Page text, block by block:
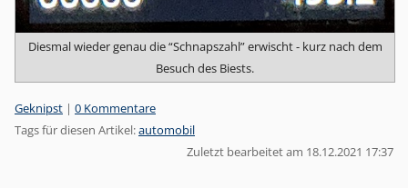
Diesmal wieder genau die “Schnapszahl” erwischt - kurz nach dem
Besuch des Biests.
Kategorien:
Geknipst | 0 Kommentare
Tags für diesen Artikel:automobil
Zuletzt bearbeitet am 18.12.2021 17:37